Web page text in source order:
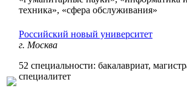
техника», «сфера обслуживания»
Российский новый университет
г. Москва
52 специальности: бакалавриат,
специалитет